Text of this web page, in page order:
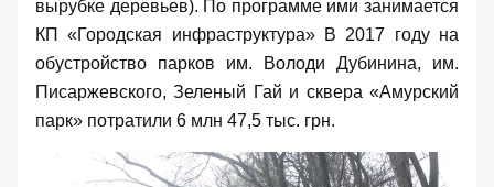
вырубке деревьев). По программе ими занимается
КП «Городская инфраструктура» В 2017 году на
обустройство парков им. Володи Дубинина, им.
Писаржевского, Зеленый Гай и сквера «Амурский
парк» потратили 6 млн 47,5 тыс. грн.